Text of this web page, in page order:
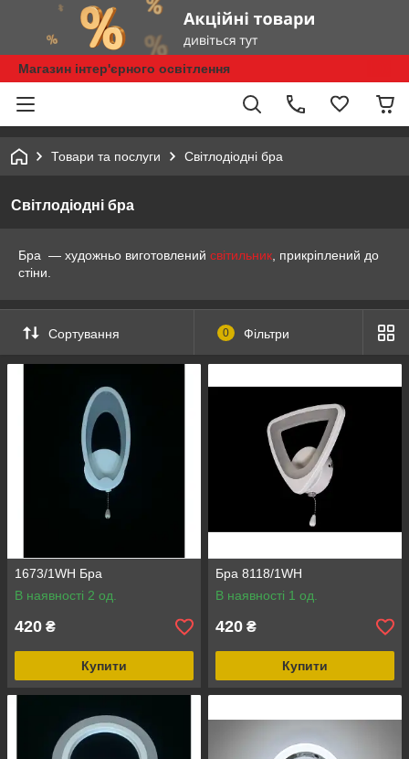
Магазин інтер'єрного освітлення
Товари та послуги Світлодіодні бра
Світлодіодні бра
Бра — художньо виготовлений світильник , прикріплений до
стіни.
Сортування 0 Фільтри
1673/1WH Бра
В наявності 2 од.
420 ₴
Купити
Бра 8118/1WH
В наявності 1 од.
420 ₴
Купити